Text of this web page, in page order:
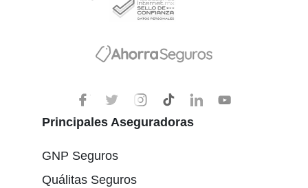
Principales Aseguradoras
GNP Seguros
Quálitas Seguros